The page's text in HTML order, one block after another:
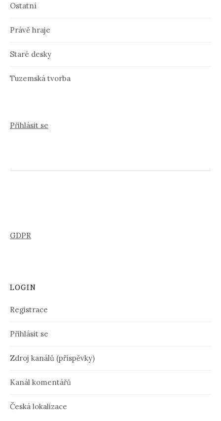
Ostatní
Právě hraje
Staré desky
Tuzemská tvorba
Přihlásit se
GDPR
LOGIN
Registrace
Přihlásit se
Zdroj kanálů (příspěvky)
Kanál komentářů
Česká lokalizace